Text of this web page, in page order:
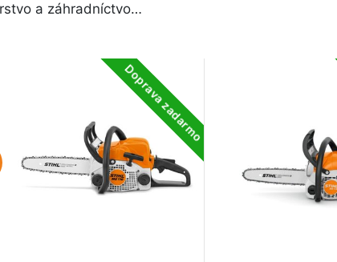
a záhradníctvo…
Doprava zadarmo